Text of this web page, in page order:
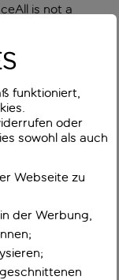
is not a
funktioniert,
oder
sowohl als auch
Webseite zu
der Werbung,